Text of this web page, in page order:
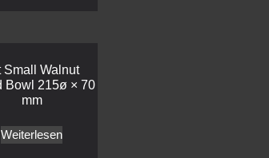
Small Walnut
Bowl 215ø × 70
mm
Weiterlesen